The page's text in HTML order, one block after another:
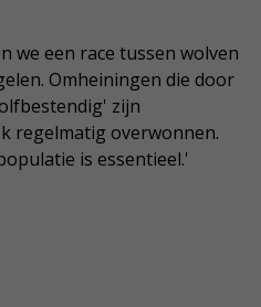
we een race tussen wolven
Omheiningen die door
zijn
regelmatig overwonnen.
is essentieel.'